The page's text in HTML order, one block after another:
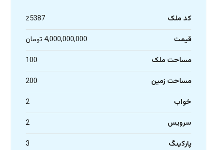
کد ملک
z5387
قیمت
4,000,000,000 تومان
مساحت ملک
100
مساحت زمین
200
خواب
2
سرویس
2
پارکینگ
3